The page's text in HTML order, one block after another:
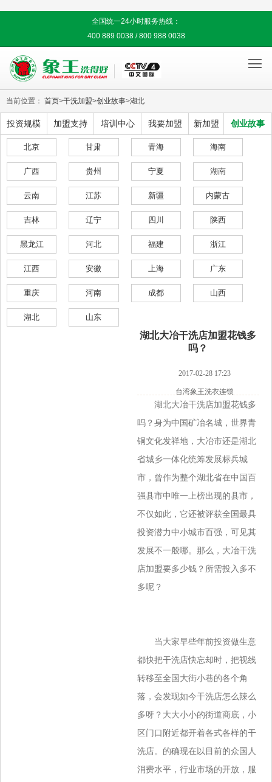
全国统一24小时服务热线：
400 889 0038 / 800 988 0038

当前位置： 首页>干洗加盟>创业故事>湖北
投资规模 加盟支持 培训中心 我要加盟 新加盟 创业故事
北京 甘肃 青海 海南
广西 贵州 宁夏 湖南
云南 江苏 新疆 内蒙古
吉林 辽宁 四川 陕西
黑龙江 河北 福建 浙江
江西 安徽 上海 广东
重庆 河南 成都 山西
湖北 山东
湖北大冶干洗店加盟花钱多
吗？
2017-02-28 17:23
台湾象王洗衣连锁
湖北大冶干洗店加盟花钱多
吗？身为中国矿冶名城，世界青
铜文化发祥地，大冶市还是湖北
省城乡一体化统筹发展标兵城
市，曾作为整个湖北省在中国百
强县市中唯一上榜出现的县市，
不仅如此，它还被评获全国最具
投资潜力中小城市百强，可见其
发展不一般哪。那么，大冶干洗
店加盟要多少钱？所需投入多不
多呢？
当大家早些年前投资做生意
都快把干洗店快忘却时，把视线
转移至全国大街小巷的各个角
落，会发现如今干洗店怎么辣么
多呀？大大小小的街道商底，小
区门口附近都开着各式各样的干
洗店。的确现在以目前的众国人
消费水平，行业市场的开放，服